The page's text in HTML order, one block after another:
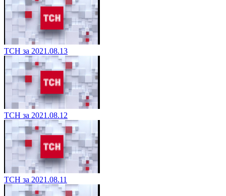
ТСН за 2021.08.13
ТСН за 2021.08.12
ТСН за 2021.08.11